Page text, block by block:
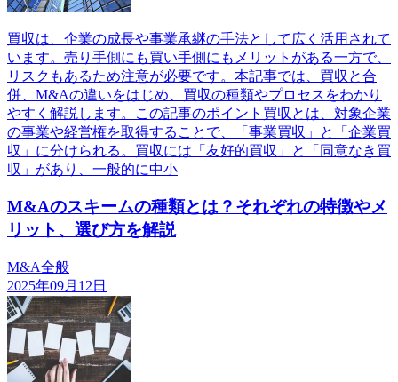
買収は、企業の成長や事業承継の手法として広く活用されて
います。売り手側にも買い手側にもメリットがある一方で、
リスクもあるため注意が必要です。本記事では、買収と合
併、M&Aの違いをはじめ、買収の種類やプロセスをわかり
やすく解説します。この記事のポイント買収とは、対象企業
の事業や経営権を取得することで、「事業買収」と「企業買
収」に分けられる。買収には「友好的買収」と「同意なき買
収」があり、一般的に中小
M&Aのスキームの種類とは？それぞれの特徴やメ
リット、選び方を解説
M&A全般
2025年09月12日